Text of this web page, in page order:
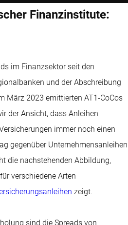
Finanzinstitute:
im Finanzsektor seit den
und der Abschreibung
März 2023 emittierten AT1-CoCos
der Ansicht, dass Anleihen
immer noch einen
gegenüber Unternehmensanleihen
die nachstehenden Abbildung,
verschiedene Arten
zeigt.
sind die Spreads von